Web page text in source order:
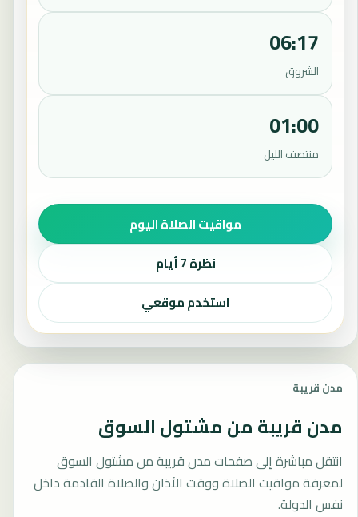
06:17
الشروق
01:00
منتصف الليل
مواقيت الصلاة اليوم
نظرة 7 أيام
استخدم موقعي
مدن قريبة
مدن قريبة من مشتول السوق
انتقل مباشرة إلى صفحات مدن قريبة من مشتول السوق
لمعرفة مواقيت الصلاة ووقت الأذان والصلاة القادمة داخل
نفس الدولة.